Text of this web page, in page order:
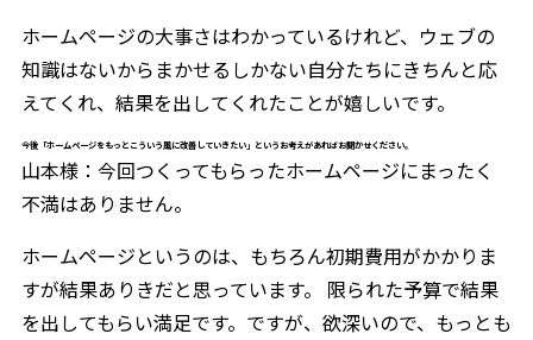
ホームページの大事さはわかっているけれど、ウェブの
知識はないからまかせるしかない自分たちにきちんと応
えてくれ、結果を出してくれたことが嬉しいです。
今後「ホームページをもっとこういう風に改善していきたい」というお考えがあればお聞かせください。
山本様：今回つくってもらったホームページにまったく
不満はありません。
ホームページというのは、もちろん初期費用がかかりま
すが結果ありきだと思っています。 限られた予算で結果
を出してもらい満足です。ですが、欲深いので、もっとも